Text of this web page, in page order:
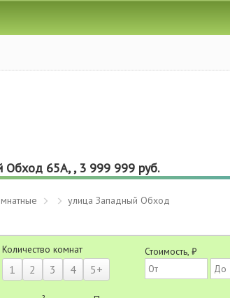
Обход 65А, , 3 999 999 руб.
улица Западный Обход
Количество комнат
1 2 3 4 5+
Стоимость, ₽